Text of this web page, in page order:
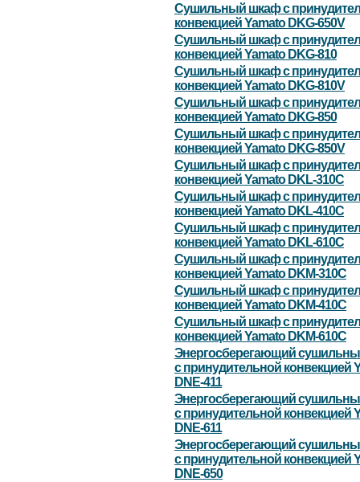
Сушильный шкаф с
конвекцией Yamato DKG-650V
Сушильный шкаф с
конвекцией Yamato DKG-810
Сушильный шкаф с
конвекцией Yamato DKG-810V
Сушильный шкаф с
конвекцией Yamato DKG-850
Сушильный шкаф с
конвекцией Yamato DKG-850V
Сушильный шкаф с
конвекцией Yamato DKL-310C
Сушильный шкаф с
конвекцией Yamato DKL-410C
Сушильный шкаф с
конвекцией Yamato DKL-610C
Сушильный шкаф с
конвекцией Yamato DKM-310С
Сушильный шкаф с
конвекцией Yamato DKM-410С
Сушильный шкаф с
конвекцией Yamato DKM-610С
Энергосберегающий
с принудительной конвекцией
DNE-411
Энергосберегающий
с принудительной конвекцией
DNE-611
Энергосберегающий
с принудительной конвекцией
DNE-650